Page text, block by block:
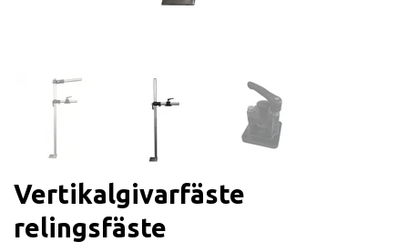
Vertikalgivarfäste
relingsfäste